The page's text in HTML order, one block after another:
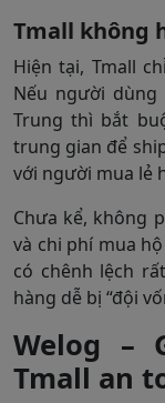
Tmall không
Hiện tại, Tmall
Nếu người
Trung thì bắt
trung gian để
với người mua lẻ
Chưa kể, không
và chi phí mua
có chênh lệch
hàng dễ bị “đội
Welog –
Tmall an